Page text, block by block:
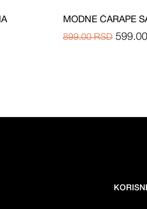
MODNE ČARAPE
899.00RSD 599.00